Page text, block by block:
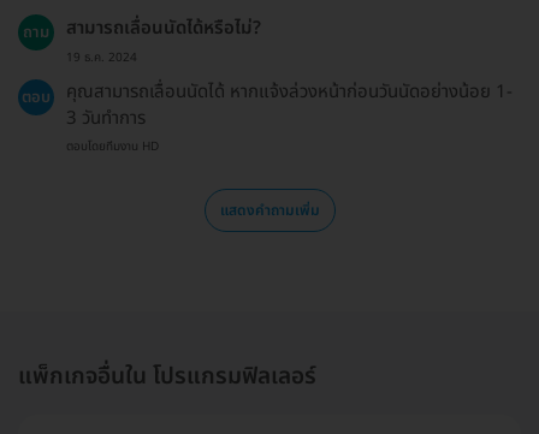
ถาม สามารถเลื่อนนัดได้หรือไม่?
19 ธ.ค. 2024
ตอบ
คุณสามารถเลื่อนนัดได้ หากแจ้งล่วงหน้าก่อนวันนัดอย่างน้อย 1-
3 วันทำการ
ตอบโดยทีมงาน HD
แสดงคำถามเพิ่ม
แพ็กเกจอื่นใน โปรแกรมฟิลเลอร์